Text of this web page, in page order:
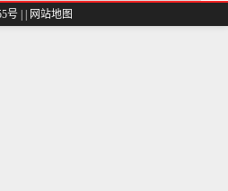
号 | 网站地图